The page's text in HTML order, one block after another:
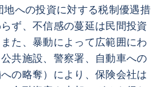
地への投資に対する税制優遇措
ず、不信感の蔓延は民間投資
た、暴動によって広範囲にわ
共施設、警察署、自動車への
の略奪）により、保険会社は